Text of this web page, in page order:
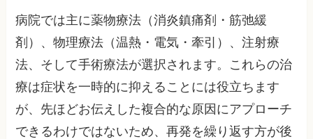
病院では主に薬物療法（消炎鎮痛剤・筋弛緩
剤）、物理療法（温熱・電気・牽引）、注射療
法、そして手術療法が選択されます。これらの治
療は症状を一時的に抑えることには役立ちます
が、先ほどお伝えした複合的な原因にアプローチ
できるわけではないため、再発を繰り返す方が後